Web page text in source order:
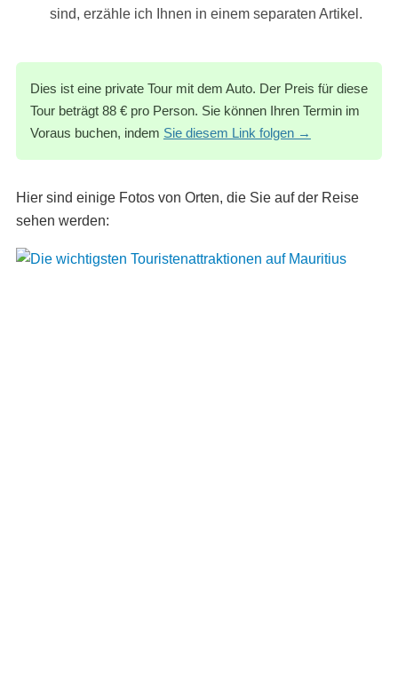
sind, erzähle ich Ihnen in einem separaten Artikel.
Dies ist eine private Tour mit dem Auto. Der Preis für diese
Tour beträgt 88 € pro Person. Sie können Ihren Termin im
Voraus buchen, indem Sie diesem Link folgen →
Hier sind einige Fotos von Orten, die Sie auf der Reise
sehen werden: